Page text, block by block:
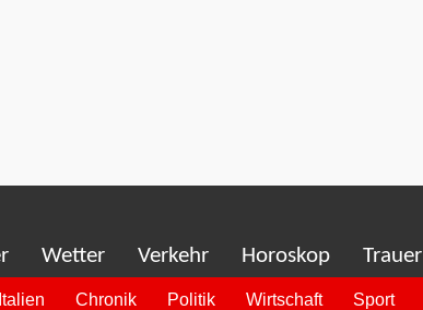
Wetter Verkehr Horoskop Trauer
Italien Chronik Politik Wirtschaft Sport